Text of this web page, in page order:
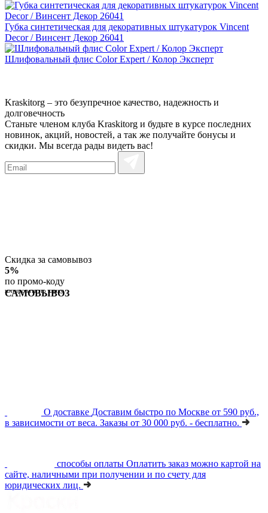
Губка синтетическая для декоративных штукатурок Vincent
Decor / Винсент Декор 26041
Шлифовальный флис Color Expert / Колор Эксперт
Kraskitorg – это безупречное качество, надежность и
долговечность
Станьте членом клуба Kraskitorg и будьте в курсе последних
новинок, акций, новостей, а так же получайте бонусы и
скидки. Мы всегда рады видеть вас!
Скидка за самовывоз
5%
по промо-коду
копировать по клику
САМОВЫВОЗ
О доставке Доставим быстро по Москве от 590 руб.,
в зависимости от веса. Заказы от 30 000 руб. - бесплатно.
способы оплаты Оплатить заказ можно картой на
сайте, наличными при получении и по счету для
юридических лиц.